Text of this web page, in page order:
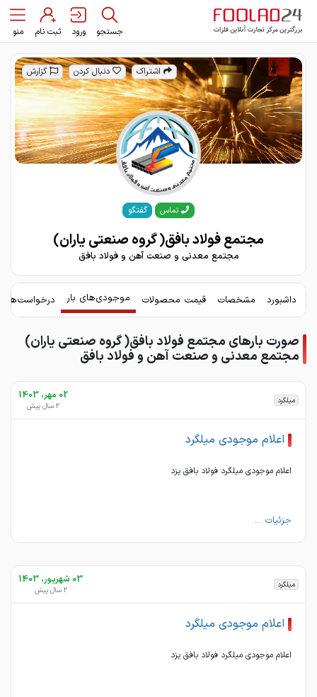
جستجو ورود ثبت نام منو
اشتراک دنبال کردن گزارش
تماس گفتگو
مجتمع فولاد بافق( گروه صنعتی یاران)
مجتمع معدنی و صنعت آهن و فولاد بافق
داشبورد مشخصات قیمت محصولات موجودی‌های بار
صورت بارهای مجتمع فولاد بافق( گروه صنعتی یاران)
مجتمع معدنی و صنعت آهن و فولاد بافق
میلگرد 02 مهر، 1403
2 سال پیش
اعلام موجودی میلگرد
اعلام موجودی میلگرد فولاد بافق یزد
جزئیات ...
میلگرد 03 شهریور، 1403
2 سال پیش
اعلام موجودی میلگرد
اعلام موجودی میلگرد فولاد بافق یزد